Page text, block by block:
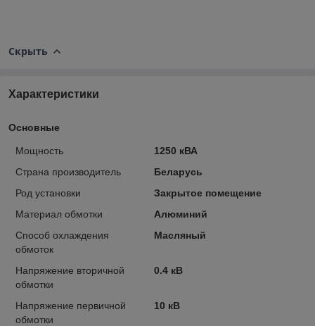
Скрыть
Характеристики
Основные
Мощность
1250 кВА
Страна производитель
Беларусь
Род установки
Закрытое помещение
Материал обмотки
Алюминий
Способ охлаждения
обмоток
Масляный
Напряжение вторичной
обмотки
0.4 кВ
Напряжение первичной
обмотки
10 кВ